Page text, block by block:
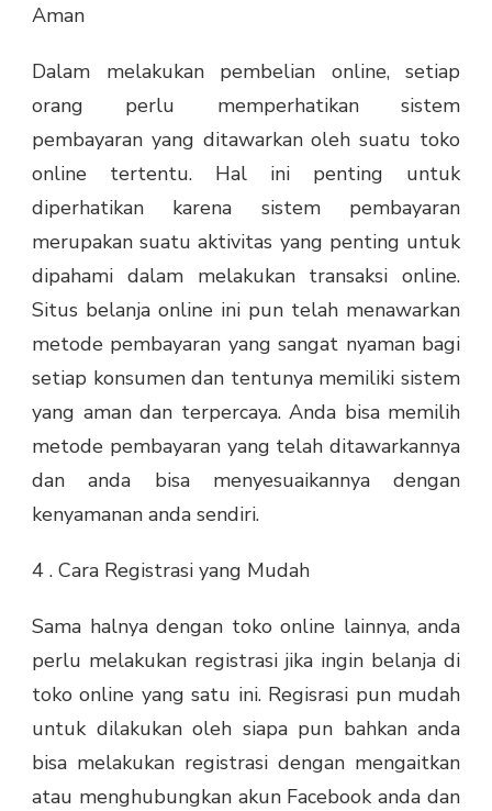
Aman
Dalam melakukan pembelian online, setiap
orang perlu memperhatikan sistem
pembayaran yang ditawarkan oleh suatu toko
online tertentu. Hal ini penting untuk
diperhatikan karena sistem pembayaran
merupakan suatu aktivitas yang penting untuk
dipahami dalam melakukan transaksi online.
Situs belanja online ini pun telah menawarkan
metode pembayaran yang sangat nyaman bagi
setiap konsumen dan tentunya memiliki sistem
yang aman dan terpercaya. Anda bisa memilih
metode pembayaran yang telah ditawarkannya
dan anda bisa menyesuaikannya dengan
kenyamanan anda sendiri.
4 . Cara Registrasi yang Mudah
Sama halnya dengan toko online lainnya, anda
perlu melakukan registrasi jika ingin belanja di
toko online yang satu ini. Regisrasi pun mudah
untuk dilakukan oleh siapa pun bahkan anda
bisa melakukan registrasi dengan mengaitkan
atau menghubungkan akun Facebook anda dan